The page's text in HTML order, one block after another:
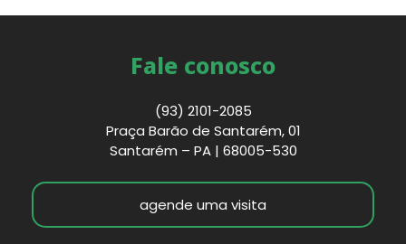
Fale conosco
(93) 2101-2085
Praça Barão de Santarém, 01
Santarém – PA | 68005-530
agende uma visita